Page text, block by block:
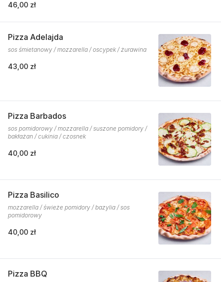
46,00 zł
Pizza Adelajda
sos śmietanowy / mozzarella / oscypek / żurawina
43,00 zł
Pizza Barbados
sos pomidorowy / mozzarella / suszone pomidory /
bakłażan / cukinia / czosnek
40,00 zł
Pizza Basilico
mozzarella / świeże pomidory / bazylia / sos
pomidorowy
40,00 zł
Pizza BBQ